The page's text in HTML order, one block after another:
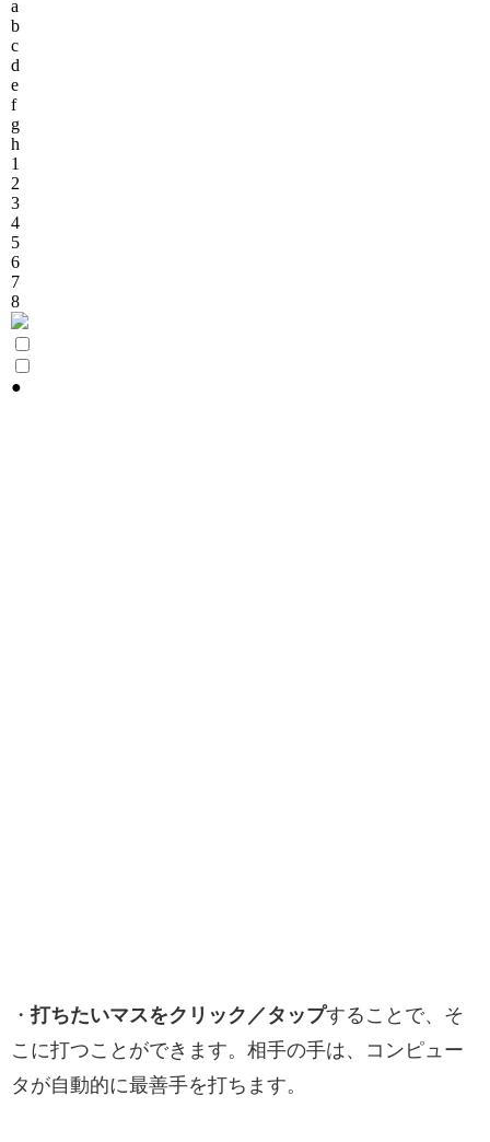
・打ちたいマスをクリック／タップすることで、そ
こに打つことができます。相手の手は、コンピュー
タが自動的に最善手を打ちます。